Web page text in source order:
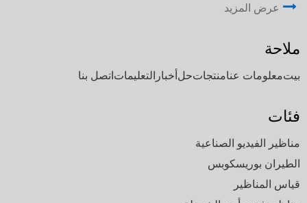
عرض المزيد
ملاحة
بيتمعلومات عنامنتجاتحلأخبار التعليماتاتصل بنا
فئات
مناظير الفيديو الصناعية
الطيران بوريسكوبس
قياس المناظير